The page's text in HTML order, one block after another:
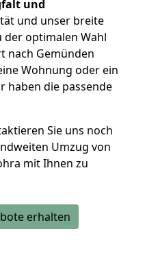
und
und unser breite
der optimalen Wahl
nach Gemünden
Wohnung oder ein
haben die passende
Sie uns noch
Umzug von
mit Ihnen zu
erhalten